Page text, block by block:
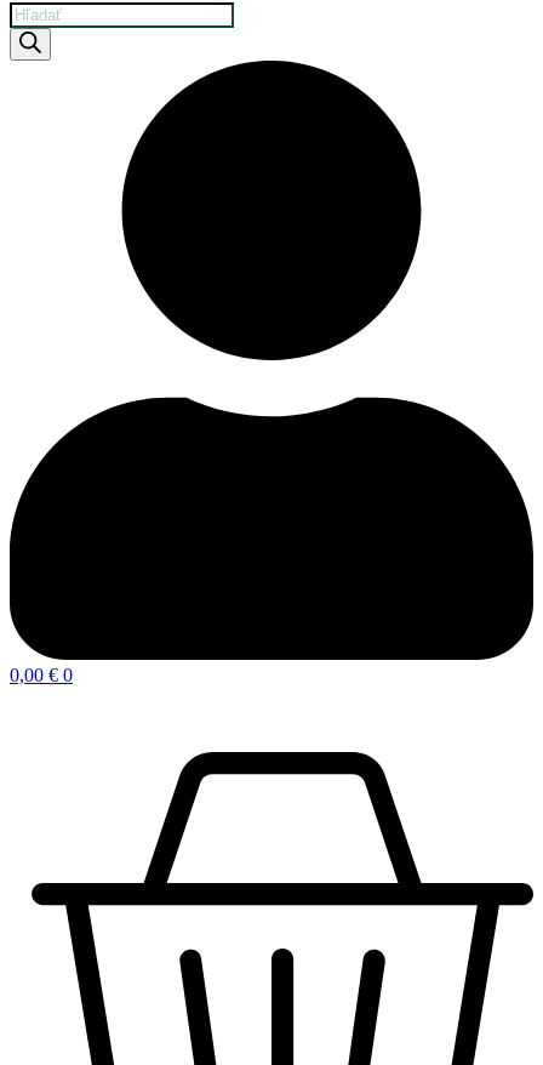
Products
search
0,00 € 0